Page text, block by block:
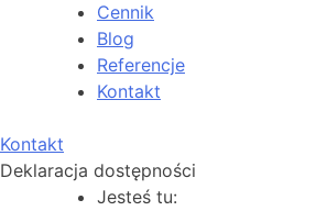
Cennik
Blog
Referencje
Kontakt
Kontakt
Deklaracja dostępności
Jesteś tu: